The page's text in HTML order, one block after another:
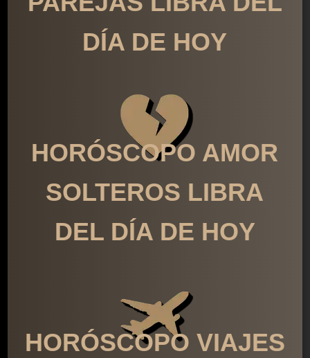
DÍA DE HOY
HORÓSCOPO AMOR
SOLTEROS LIBRA
DEL DÍA DE HOY
HORÓSCOPO VIAJES